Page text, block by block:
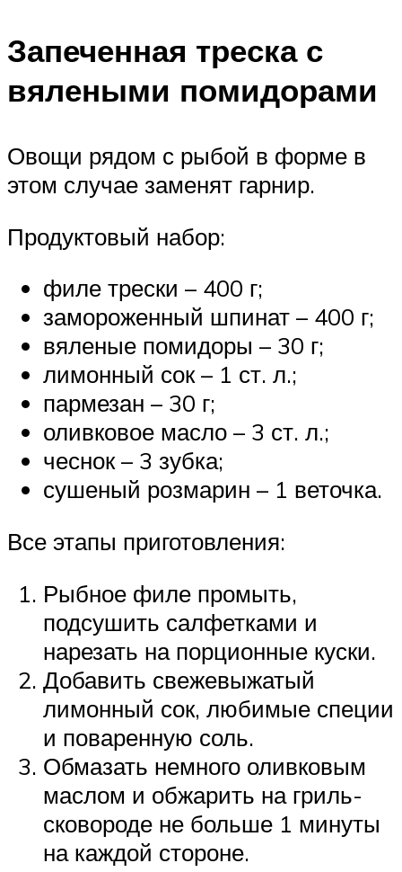
Запеченная треска с
вялеными помидорами
Овощи рядом с рыбой в форме в
этом случае заменят гарнир.
Продуктовый набор:
филе трески – 400 г;
замороженный шпинат – 400 г;
вяленые помидоры – 30 г;
лимонный сок – 1 ст. л.;
пармезан – 30 г;
оливковое масло – 3 ст. л.;
чеснок – 3 зубка;
сушеный розмарин – 1 веточка.
Все этапы приготовления:
Рыбное филе промыть,
подсушить салфетками и
нарезать на порционные куски.
Добавить свежевыжатый
лимонный сок, любимые специи
и поваренную соль.
Обмазать немного оливковым
маслом и обжарить на гриль-
сковороде не больше 1 минуты
на каждой стороне.